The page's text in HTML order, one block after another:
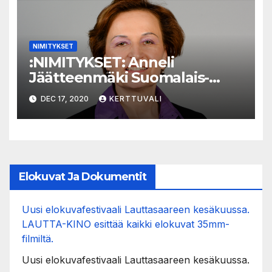
NIMITYKSET
:NIMITYKSET: Anneli
Jäätteenmäki Suomalais-
ruotsalaisen
kulttuurirahaston uusi
puheenjohtaja
DEC 17, 2020 KERTTUVALI
Elokuvat Ja Dokumentit
Uusi elokuvafestivaali Lauttasaareen kesäkuussa.
LAUTTA-KINO esittää kaikki elokuvat 35mm-
filmiltä.
Uusi elokuvafestivaali Lauttasaareen kesäkuussa.